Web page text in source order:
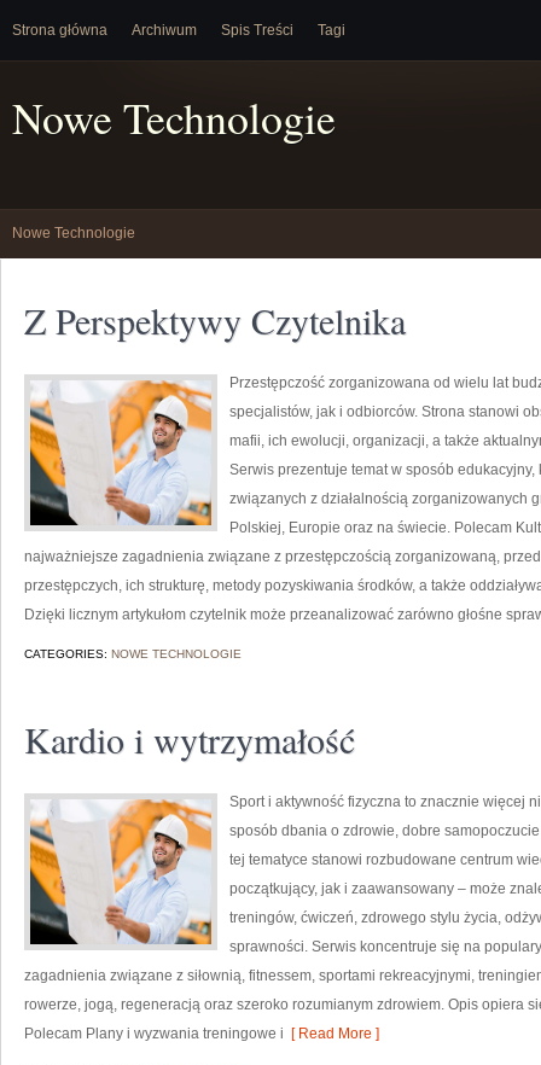
Strona główna Archiwum Spis Treści Tagi
Nowe Technologie
Nowe Technologie
Z Perspektywy Czytelnika
Przestępczość zorganizowana od wielu lat
specjalistów, jak i odbiorców. Strona stanowi
mafii, ich ewolucji, organizacji, a także
Serwis prezentuje temat w sposób
związanych z działalnością zorganizowanych
Polskiej, Europie oraz na świecie. Polecam
najważniejsze zagadnienia związane z przestępczością zorganizowaną,
przestępczych, ich strukturę, metody pozyskiwania środków, a także
Dzięki licznym artykułom czytelnik może przeanalizować zarówno głośne
CATEGORIES: NOWE TECHNOLOGIE
Kardio i wytrzymałość
Sport i aktywność fizyczna to znacznie więcej
sposób dbania o zdrowie, dobre
tej tematyce stanowi rozbudowane centrum
początkujący, jak i zaawansowany – może
treningów, ćwiczeń, zdrowego stylu życia,
sprawności. Serwis koncentruje się na
zagadnienia związane z siłownią, fitnessem, sportami rekreacyjnymi,
rowerze, jogą, regeneracją oraz szeroko rozumianym zdrowiem. Opis opiera
Polecam Plany i wyzwania treningowe i [ Read More ]